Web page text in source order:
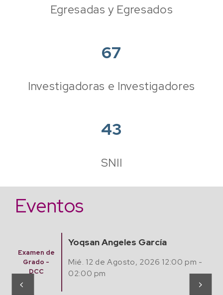
Egresadas y Egresados
67
Investigadoras e Investigadores
43
SNII
Eventos
Examen
Predoctor
Abraham Alejandro Salazar
Jue. 13 de Agosto, 2026 12:00 pm -